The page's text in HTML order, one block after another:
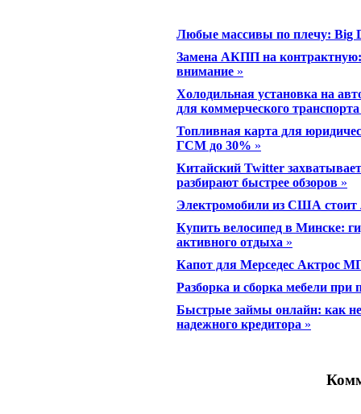
Любые массивы по плечу: Big
Замена АКПП на контрактную:
внимание »
Холодильная установка на
для коммерческого транспорта
Топливная карта для
ГСМ до 30% »
Китайский Twitter
разбирают быстрее обзоров »
Электромобили из США стоит
Купить велосипед в Минске:
активного отдыха »
Капот для Мерседес Актрос
Разборка и сборка мебели при
Быстрые займы онлайн: как
надежного кредитора »